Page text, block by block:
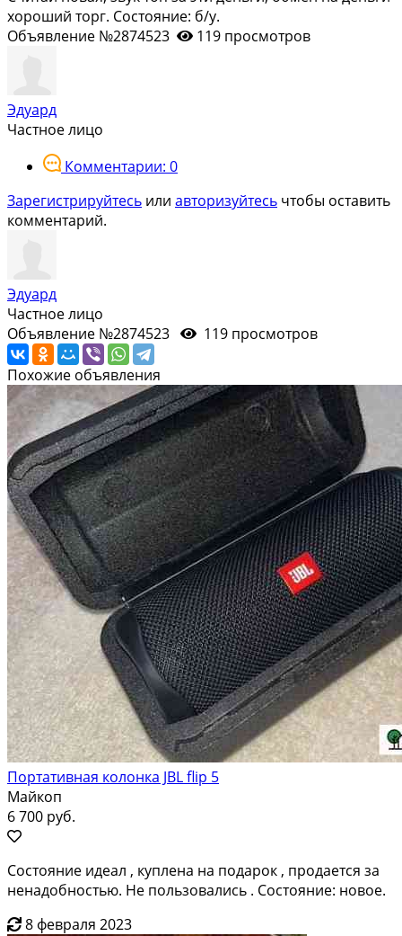
хороший торг. Состояние: б/у.
Объявление №2874523
119 просмотров
Эдуард
Частное лицо
Комментарии: 0
Зарегистрируйтесь или авторизуйтесь чтобы оставить
комментарий.
Эдуард
Частное лицо
Объявление №2874523
119 просмотров
Похожие объявления
Портативная колонка JBL flip 5
Майкоп
6 700 руб.
Состояние идеал , куплена на подарок , продается за
ненадобностью. Не пользовались . Состояние: новое.
8 февраля 2023